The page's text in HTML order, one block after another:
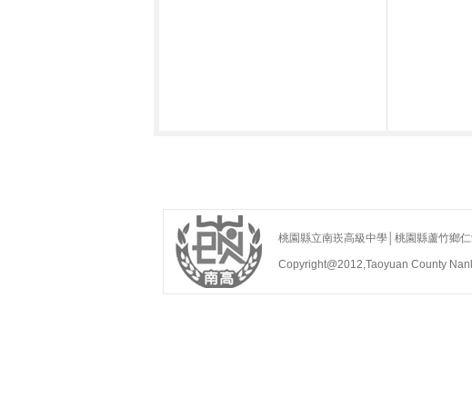
桃園縣立南崁高級中學│桃園縣蘆竹鄉
Copyright@2012,Taoyuan County